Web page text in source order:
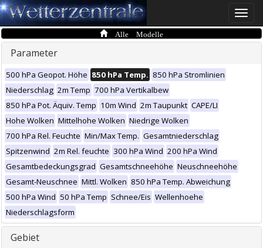
Toggle
Alle Modelle
Parameter
500 hPa Geopot. Höhe 850 hPa Temp. 850 hPa Stromlinien
Niederschlag 2m Temp 700 hPa Vertikalbew
850 hPa Pot. Äquiv. Temp 10m Wind 2m Taupunkt CAPE/LI
Hohe Wolken Mittelhohe Wolken Niedrige Wolken
700 hPa Rel. Feuchte Min/Max Temp. Gesamtniederschlag
Spitzenwind 2m Rel. feuchte 300 hPa Wind 200 hPa Wind
Gesamtbedeckungsgrad Gesamtschneehöhe Neuschneehöhe
Gesamt-Neuschnee Mittl. Wolken 850 hPa Temp. Abweichung
500 hPa Wind 50 hPa Temp Schnee/Eis Wellenhoehe
Niederschlagsform
Gebiet